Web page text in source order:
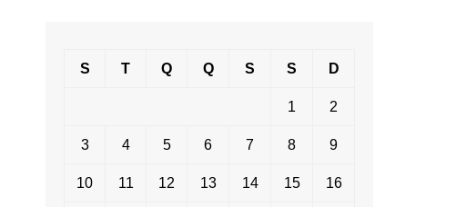
S T Q Q S S D
1 2
3 4 5 6 7 8 9
10 11 12 13 14 15 16